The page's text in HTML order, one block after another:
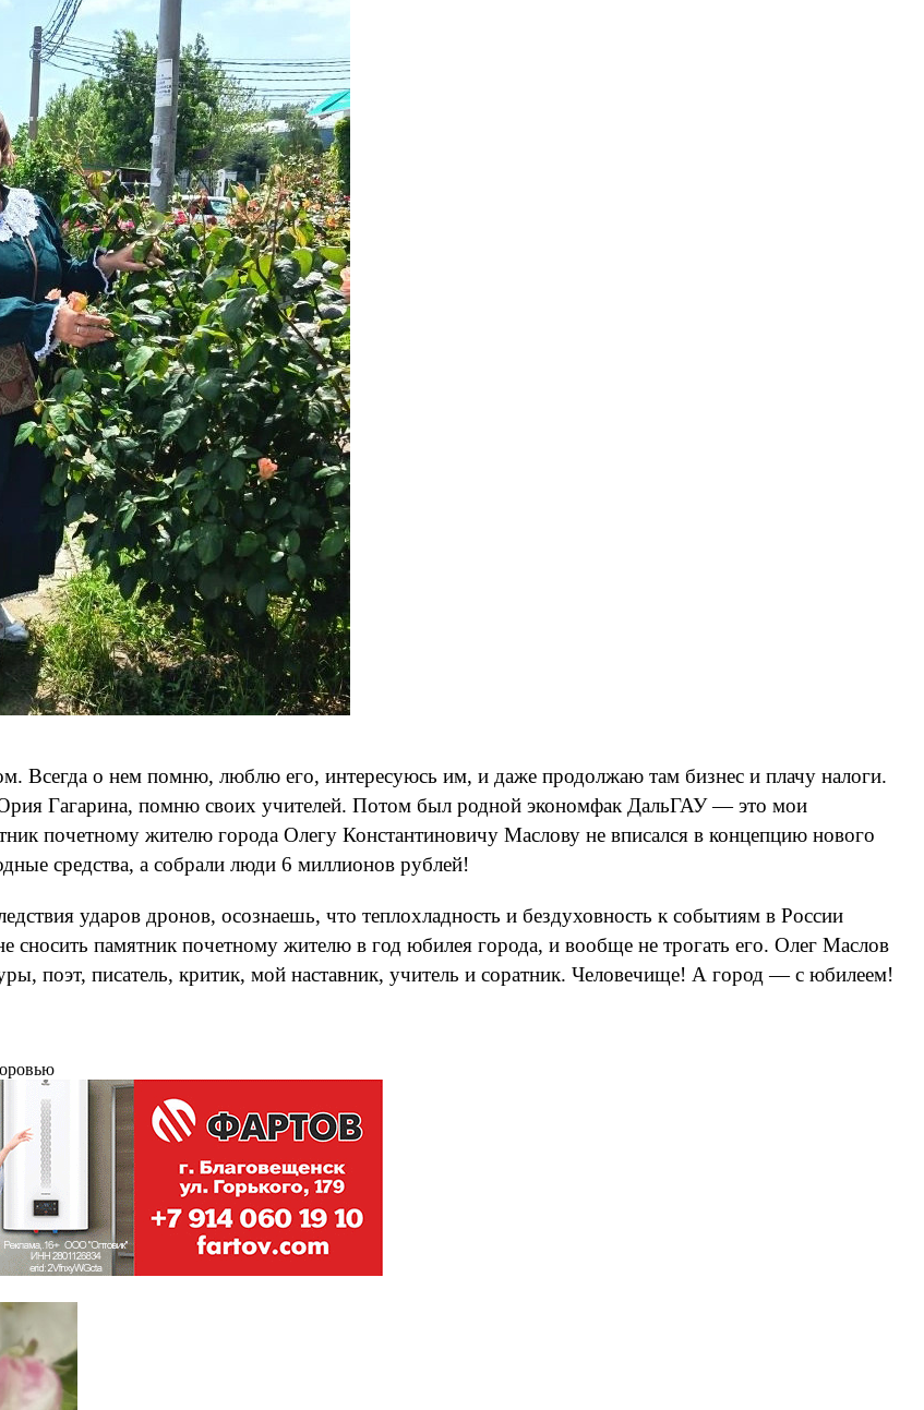
Всегда о нем помню, люблю его, интересуюсь им, и даже продолжаю там бизнес и плачу налоги.
Гагарина, помню своих учителей. Потом был родной экономфак ДальГАУ — это мои
почетному жителю города Олегу Константиновичу Маслову не вписался в концепцию нового
средства, а собрали люди 6 миллионов рублей!
ударов дронов, осознаешь, что теплохладность и бездуховность к событиям в России
памятник почетному жителю в год юбилея города, и вообще не трогать его. Олег Маслов
поэт, писатель, критик, мой наставник, учитель и соратник. Человечище! А город — с юбилеем!